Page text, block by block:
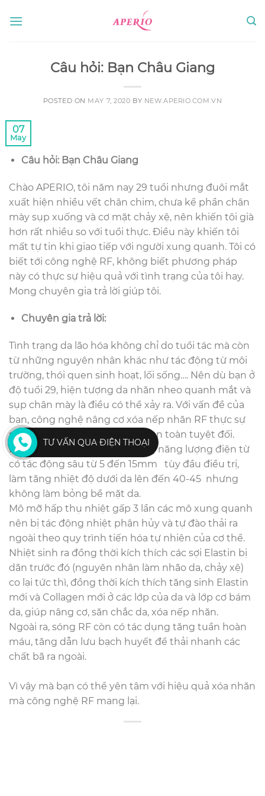
Câu hỏi: Bạn Châu Giang
POSTED ON MAY 7, 2020 BY NEW.APERIO.COM.VN
07
May
Câu hỏi: Bạn Châu Giang
Chào APERIO, tôi năm nay 29 tuổi nhưng đuôi mắt
xuất hiện nhiều vết chân chim, chưa kể phần chân
mày sụp xuống và cơ mặt chảy xệ, nên khiến tôi già
hơn rất nhiều so với tuổi thực. Điều này khiến tôi
mất tự tin khi giao tiếp với người xung quanh. Tôi có
biết tới công nghệ RF, không biết phương pháp
này có thực sự hiệu quả với tình trạng của tôi hay.
Mong chuyên gia trả lời giúp tôi.
Chuyên gia trả lời:
Tình trạng da lão hóa không chỉ do tuổi tác mà còn
từ những nguyên nhân khác như tác động từ môi
trường, thói quen sinh hoạt, lối sống…. Nên dù bạn ở
độ tuổi 29, hiện tượng da nhăn nheo quanh mắt và
sụp chân mày là điều có thể xảy ra. Với vấn đề của
bạn, công nghệ nâng cơ xóa nếp nhăn RF thực sự
rất phù hợp, khi vừa hiệu, vừa an toàn tuyệt đối.
Máy có bước sóng RF- sử dụng năng lượng điện từ
có tác động sâu từ 5 đến 15mm tùy đầu điều trị,
làm tăng nhiệt độ dưới da lên đến 40-45 nhưng
không làm bỏng bề mặt da.
Mô mỡ hấp thụ nhiệt gấp 3 lần các mô xung quanh
nên bị tác động nhiệt phân hủy và tự đào thải ra
ngoài theo quy trình tiến hóa tự nhiên của cơ thể.
Nhiệt sinh ra đồng thời kích thích các sợi Elastin bị
dãn trước đó (nguyên nhân làm nhão da, chảy xệ)
co lại tức thì, đồng thời kích thích tăng sinh Elastin
mới và Collagen mới ở các lớp của da và lớp cơ bám
da, giúp nâng cơ, săn chắc da, xóa nếp nhăn.
Ngoài ra, sóng RF còn có tác dụng tăng tuần hoàn
máu, tăng dẫn lưu bạch huyết để thải nhanh các
chất bã ra ngoài.
Vì vậy mà bạn có thể yên tâm với hiệu quả xóa nhăn
mà công nghệ RF mang lại.
TƯ VẤN QUA ĐIỆN THOẠI